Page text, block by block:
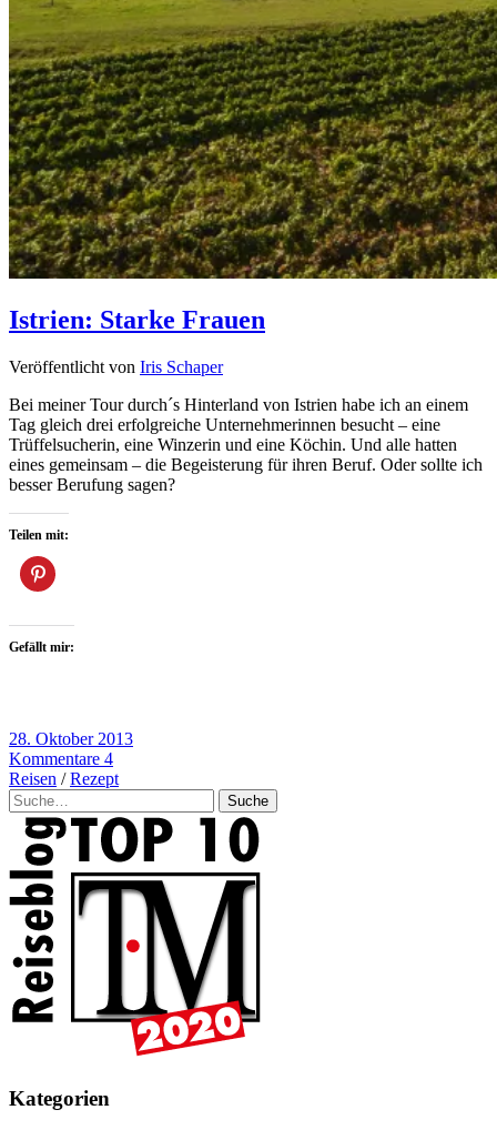
Istrien: Starke Frauen
Veröffentlicht von Iris Schaper
Bei meiner Tour durch´s Hinterland von Istrien habe ich an einem
Tag gleich drei erfolgreiche Unternehmerinnen besucht – eine
Trüffelsucherin, eine Winzerin und eine Köchin. Und alle hatten
eines gemeinsam – die Begeisterung für ihren Beruf. Oder sollte ich
besser Berufung sagen?
Teilen mit:
Gefällt mir:
28. Oktober 2013
Kommentare 4
Reisen /Rezept
Suche
Kategorien